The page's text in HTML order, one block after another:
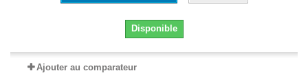
Disponible
Ajouter au comparateur